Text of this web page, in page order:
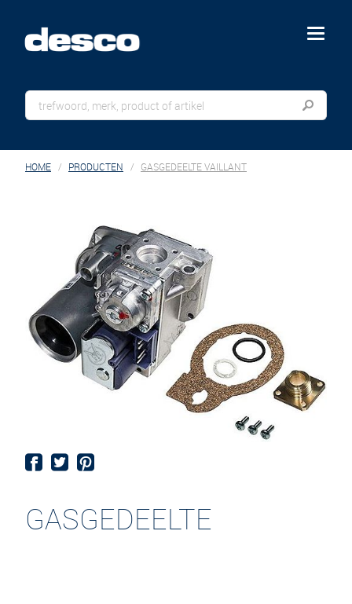
menu
HOME PRODUCTEN GASGEDEELTE VAILLANT
GASGEDEELTE